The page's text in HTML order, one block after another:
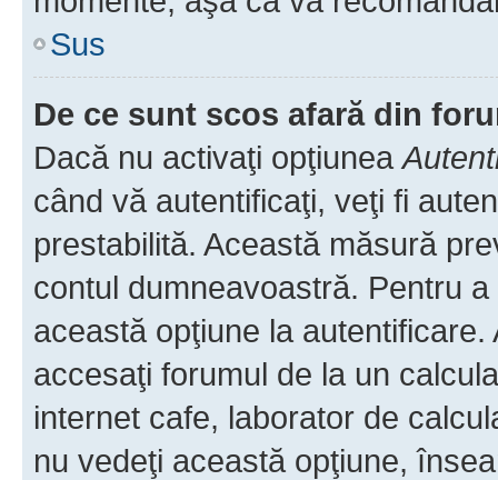
Sus
De ce sunt scos afară din
Dacă nu activaţi opţiunea
când vă autentificaţi, veţi fi
prestabilită. Această măsură
contul dumneavoastră. Pentru
această opţiune la
accesaţi forumul de la un
internet cafe, laborator de
nu vedeţi această opţiune,